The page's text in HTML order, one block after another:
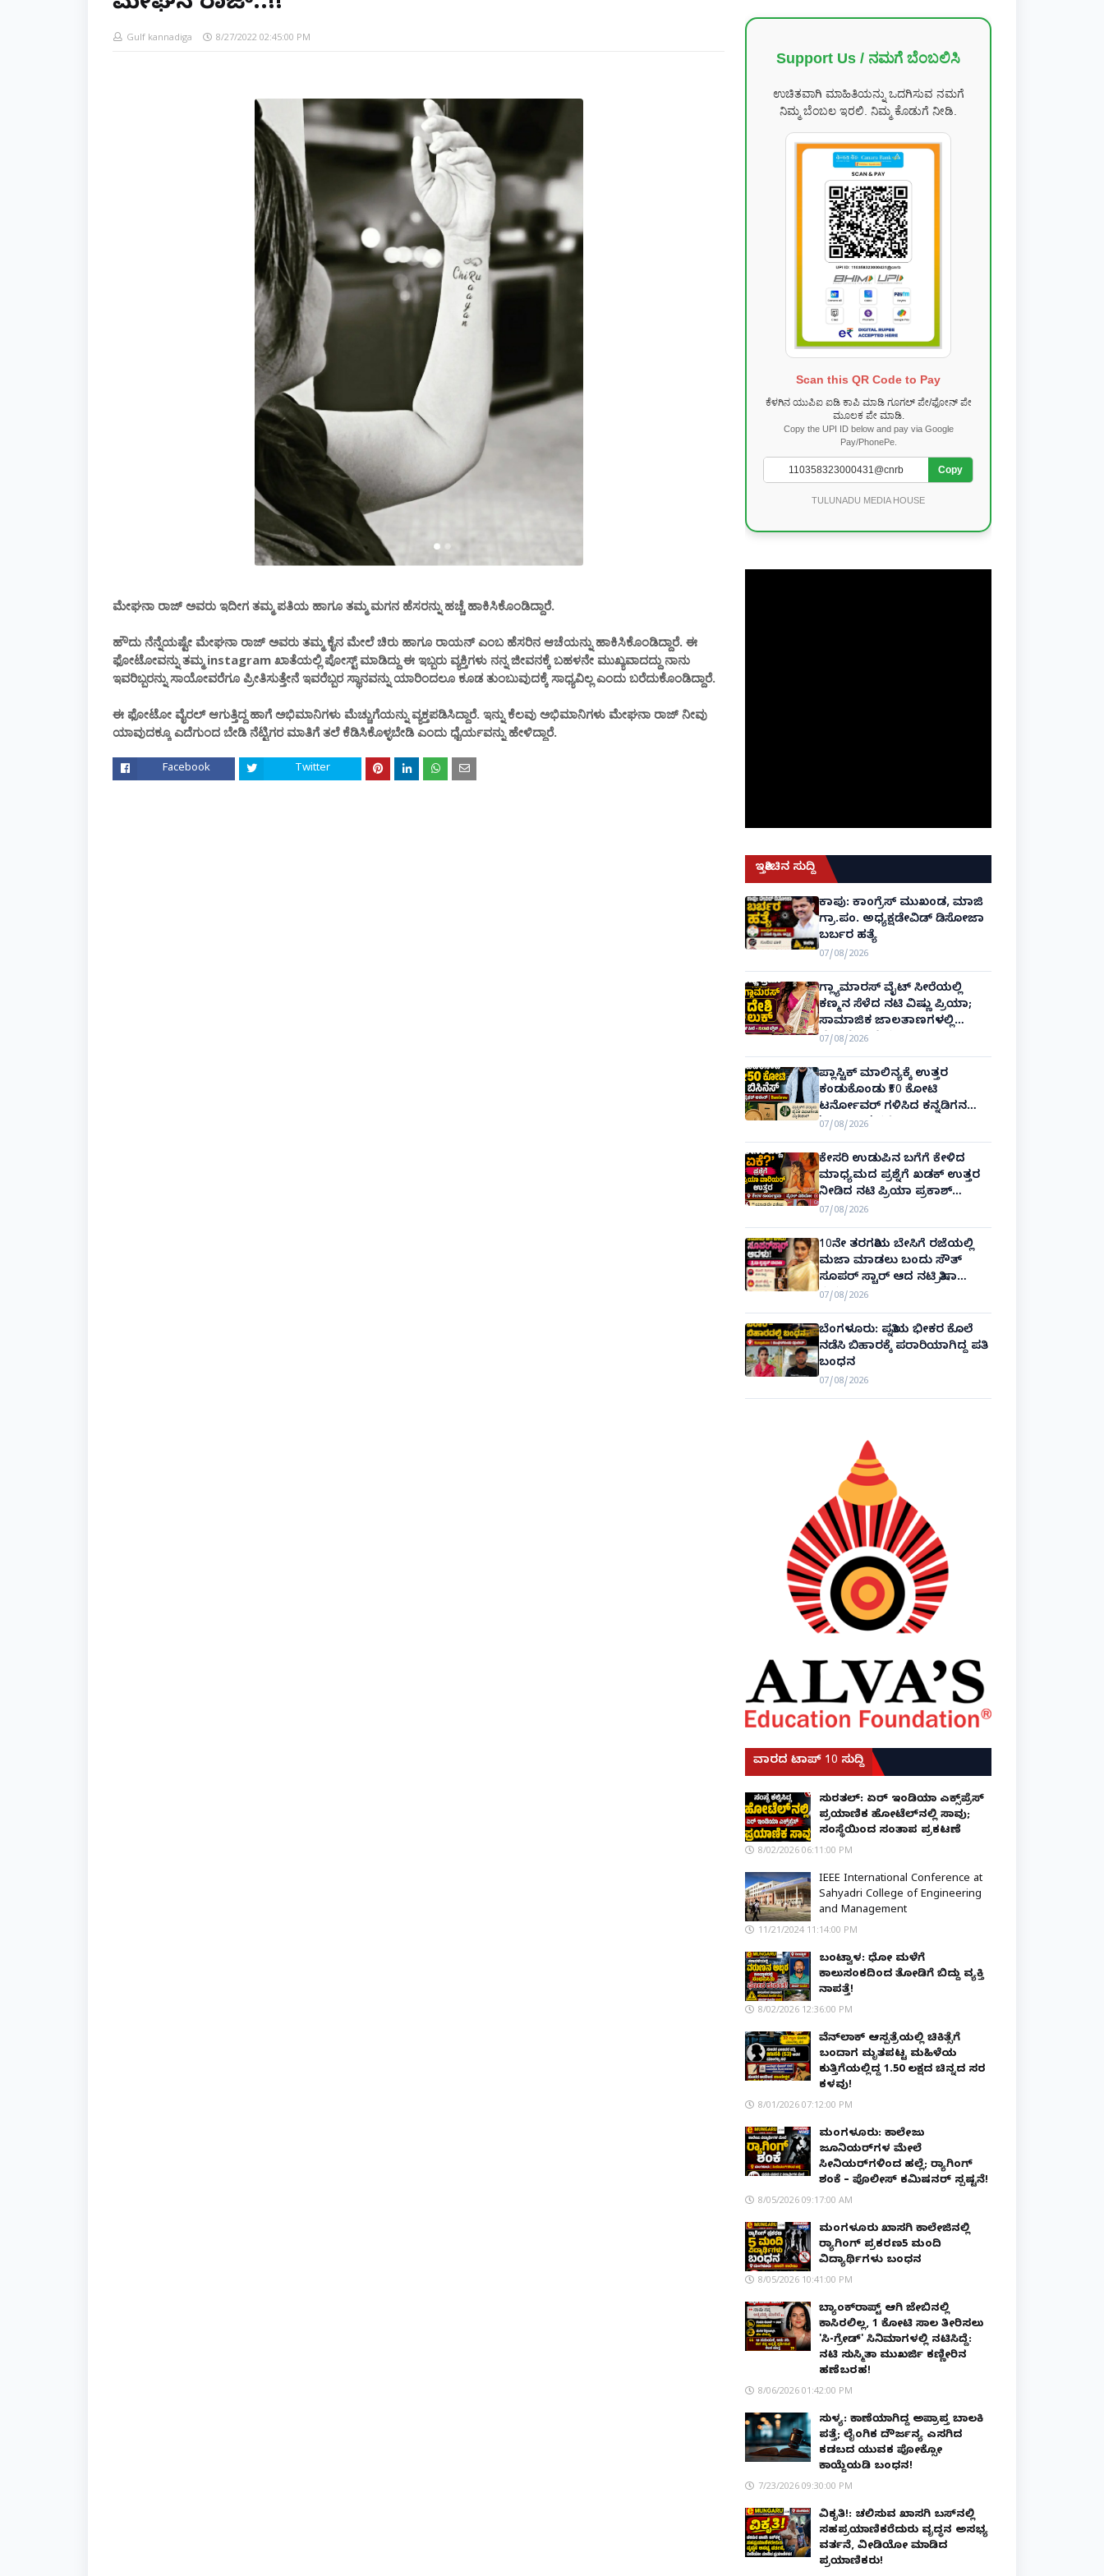
Gulf kannadiga 8/27/2022 02:45:00 PM
ಮೇಘನಾ ರಾಜ್ ಅವರು ಇದೀಗ ತಮ್ಮ ಪತಿಯ ಹಾಗೂ ತಮ್ಮ ಮಗನ ಹೆಸರನ್ನು ಹಚ್ಚೆ ಹಾಕಿಸಿಕೊಂಡಿದ್ದಾರೆ.
ಹೌದು ನೆನ್ನೆಯಷ್ಟೇ ಮೇಘನಾ ರಾಜ್ ಅವರು ತಮ್ಮ ಕೈನ ಮೇಲೆ ಚಿರು ಹಾಗೂ ರಾಯನ್ ಎಂಬ ಹೆಸರಿನ ಆಚೆಯನ್ನು ಹಾಕಿಸಿಕೊಂಡಿದ್ದಾರೆ. ಈ
ಫೋಟೋವನ್ನು ತಮ್ಮ instagram ಖಾತೆಯಲ್ಲಿ ಪೋಸ್ಟ್ ಮಾಡಿದ್ದು ಈ ಇಬ್ಬರು ವ್ಯಕ್ತಿಗಳು ನನ್ನ ಜೀವನಕ್ಕೆ ಬಹಳನೇ ಮುಖ್ಯವಾದದ್ದು ನಾನು
ಇವರಿಬ್ಬರನ್ನು ಸಾಯೋವರೆಗೂ ಪ್ರೀತಿಸುತ್ತೇನೆ ಇವರೆಬ್ಬರ ಸ್ಥಾನವನ್ನು ಯಾರಿಂದಲೂ ಕೂಡ ತುಂಬುವುದಕ್ಕೆ ಸಾಧ್ಯವಿಲ್ಲ ಎಂದು ಬರೆದುಕೊಂಡಿದ್ದಾರೆ.
ಈ ಫೋಟೋ ವೈರಲ್ ಆಗುತ್ತಿದ್ದ ಹಾಗೆ ಅಭಿಮಾನಿಗಳು ಮೆಚ್ಚುಗೆಯನ್ನು ವ್ಯಕ್ತಪಡಿಸಿದ್ದಾರೆ. ಇನ್ನು ಕೆಲವು ಅಭಿಮಾನಿಗಳು ಮೇಘನಾ ರಾಜ್ ನೀವು
ಯಾವುದಕ್ಕೂ ಎದೆಗುಂದ ಬೇಡಿ ನೆಟ್ಟಿಗರ ಮಾತಿಗೆ ತಲೆ ಕೆಡಿಸಿಕೊಳ್ಳಬೇಡಿ ಎಂದು ಧೈರ್ಯವನ್ನು ಹೇಳಿದ್ದಾರೆ.
Facebook Twitter
Support Us / ನಮಗೆ ಬೆಂಬಲಿಸಿ
ಉಚಿತವಾಗಿ ಮಾಹಿತಿಯನ್ನು ಒದಗಿಸುವ ನಮಗೆ
ನಿಮ್ಮ ಬೆಂಬಲ ಇರಲಿ. ನಿಮ್ಮ ಕೊಡುಗೆ ನೀಡಿ.
Scan this QR Code to Pay
ಕೆಳಗಿನ ಯುಪಿಐ ಐಡಿ ಕಾಪಿ ಮಾಡಿ ಗೂಗಲ್ ಪೇ/ಫೋನ್ ಪೇ
ಮೂಲಕ ಪೇ ಮಾಡಿ.
Copy the UPI ID below and pay via Google
Pay/PhonePe.
Copy
TULUNADU MEDIA HOUSE
ಇತ್ತೀಚಿನ ಸುದ್ದಿ
ಕಾಪು: ಕಾಂಗ್ರೆಸ್ ಮುಖಂಡ, ಮಾಜಿ
ಗ್ರಾ.ಪಂ. ಅಧ್ಯಕ್ಷಡೇವಿಡ್ ಡಿಸೋಜಾ
ಬರ್ಬರ ಹತ್ಯೆ
07/08/2026
ಗ್ಲ್ಯಾಮಾರಸ್ ವೈಟ್‌ ಸೀರೆಯಲ್ಲಿ
ಕಣ್ಮನ ಸೆಳೆದ ನಟಿ ವಿಷ್ಣು ಪ್ರಿಯಾ;
ಸಾಮಾಜಿಕ ಜಾಲತಾಣಗಳಲ್ಲಿ
ಫೋಟೋ ವೈರಲ್!
07/08/2026
ಪ್ಲಾಸ್ಟಿಕ್ ಮಾಲಿನ್ಯಕ್ಕೆ ಉತ್ತರ
ಕಂಡುಕೊಂಡು ₹50 ಕೋಟಿ
ಟರ್ನೋವರ್ ಗಳಿಸಿದ ಕನ್ನಡಿಗನ
'ಬ್ಯಾಂಬ್ರೂ' ಕಥೆ!
07/08/2026
ಕೇಸರಿ ಉಡುಪಿನ ಬಗೆಗೆ ಕೇಳಿದ
ಮಾಧ್ಯಮದ ಪ್ರಶ್ನೆಗೆ ಖಡಕ್ ಉತ್ತರ
ನೀಡಿದ ನಟಿ ಪ್ರಿಯಾ ಪ್ರಕಾಶ್
ವಾರಿಯರ್! Priya Prakash Varrier
07/08/2026
10ನೇ ತರಗತಿಯ ಬೇಸಿಗೆ ರಜೆಯಲ್ಲಿ
ಮಜಾ ಮಾಡಲು ಬಂದು ಸೌತ್
ಸೂಪರ್ ಸ್ಟಾರ್ ಆದ ನಟಿ ತ್ರಿಷಾ
ಕೃಷ್ಣನ್!
07/08/2026
ಬೆಂಗಳೂರು: ಪತ್ನಿಯ ಭೀಕರ ಕೊಲೆ
ನಡೆಸಿ ಬಿಹಾರಕ್ಕೆ ಪರಾರಿಯಾಗಿದ್ದ ಪತಿ
ಬಂಧನ
07/08/2026
ವಾರದ ಟಾಪ್ 10 ಸುದ್ದಿ
ಸುರತ್ಕಲ್: ಏರ್ ಇಂಡಿಯಾ ಎಕ್ಸ್‌ಪ್ರೆಸ್
ಪ್ರಯಾಣಿಕ ಹೋಟೆಲ್‌ನಲ್ಲಿ ಸಾವು;
ಸಂಸ್ಥೆಯಿಂದ ಸಂತಾಪ ಪ್ರಕಟಣೆ
8/02/2026 06:11:00 PM
IEEE International Conference at
Sahyadri College of Engineering
and Management
11/21/2024 11:14:00 PM
ಬಂಟ್ವಾಳ: ಧೋ ಮಳೆಗೆ
ಕಾಲುಸಂಕದಿಂದ ತೋಡಿಗೆ ಬಿದ್ದು ವ್ಯಕ್ತಿ
ನಾಪತ್ತೆ!
8/02/2026 12:36:00 PM
ವೆನ್‌ಲಾಕ್ ಆಸ್ಪತ್ರೆಯಲ್ಲಿ ಚಿಕಿತ್ಸೆಗೆ
ಬಂದಾಗ ಮೃತಪಟ್ಟ ಮಹಿಳೆಯ
ಕುತ್ತಿಗೆಯಲ್ಲಿದ್ದ ₹1.50 ಲಕ್ಷದ ಚಿನ್ನದ ಸರ
ಕಳವು!
8/01/2026 07:12:00 PM
ಮಂಗಳೂರು: ಕಾಲೇಜು
ಜೂನಿಯರ್‌ಗಳ ಮೇಲೆ
ಸೀನಿಯರ್‌ಗಳಿಂದ ಹಲ್ಲೆ; ರ‌್ಯಾಗಿಂಗ್
ಶಂಕೆ – ಪೊಲೀಸ್ ಕಮಿಷನರ್ ಸ್ಪಷ್ಟನೆ!
8/05/2026 09:17:00 AM
ಮಂಗಳೂರು ಖಾಸಗಿ ಕಾಲೇಜಿನಲ್ಲಿ
ರ‌್ಯಾಗಿಂಗ್ ಪ್ರಕರಣ5 ಮಂದಿ
ವಿದ್ಯಾರ್ಥಿಗಳು ಬಂಧನ
8/05/2026 10:41:00 PM
ಬ್ಯಾಂಕ್‌ರಾಪ್ಟ್‌ ಆಗಿ ಜೇಬಿನಲ್ಲಿ
ಕಾಸಿರಲಿಲ್ಲ, ₹1 ಕೋಟಿ ಸಾಲ ತೀರಿಸಲು
'ಸಿ-ಗ್ರೇಡ್' ಸಿನಿಮಾಗಳಲ್ಲಿ ನಟಿಸಿದ್ದೆ:
ನಟಿ ಸುಸ್ಮಿತಾ ಮುಖರ್ಜಿ ಕಣ್ಣೀರಿನ
ಹಣೆಬರಹ!
8/06/2026 01:42:00 PM
ಸುಳ್ಯ: ಕಾಣೆಯಾಗಿದ್ದ ಅಪ್ರಾಪ್ತ ಬಾಲಕಿ
ಪತ್ತೆ; ಲೈಂಗಿಕ ದೌರ್ಜನ್ಯ ಎಸಗಿದ
ಕಡಬದ ಯುವಕ ಪೋಕ್ಸೋ
ಕಾಯ್ದೆಯಡಿ ಬಂಧನ!
7/23/2026 09:30:00 PM
ವಿಕೃತಿ!: ಚಲಿಸುವ ಖಾಸಗಿ ಬಸ್‌ನಲ್ಲಿ
ಸಹಪ್ರಯಾಣಿಕರೆದುರು ವೃದ್ಧನ ಅಸಭ್ಯ
ವರ್ತನೆ, ವೀಡಿಯೋ ಮಾಡಿದ
ಪ್ರಯಾಣಿಕರು!